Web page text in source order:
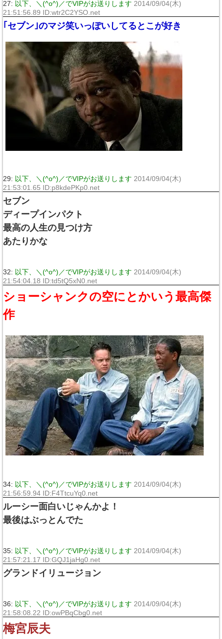
27: 以下、＼(^o^)／でVIPがお送りします 2014/09/04(木)
21:51:56.89 ID:wtr2C2YSO.net
｢セブン｣のマジ笑いっぽいしてるとこが好き
29: 以下、＼(^o^)／でVIPがお送りします 2014/09/04(木)
21:53:01.65 ID:p8kdePKp0.net
セブン
ディープインパクト
最高の人生の見つけ方
あたりかな
32: 以下、＼(^o^)／でVIPがお送りします 2014/09/04(木)
21:54:04.18 ID:td5tQ5xN0.net
ショーシャンクの空にとかいう最高傑
作
34: 以下、＼(^o^)／でVIPがお送りします 2014/09/04(木)
21:56:59.94 ID:F4TtcuYq0.net
ルーシー面白いじゃんかよ！
最後はぶっとんでた
35: 以下、＼(^o^)／でVIPがお送りします 2014/09/04(木)
21:57:21.17 ID:GQJ1jaHg0.net
グランドイリュージョン
36: 以下、＼(^o^)／でVIPがお送りします 2014/09/04(木)
21:58:08.22 ID:owPBqCbg0.net
梅宮辰夫